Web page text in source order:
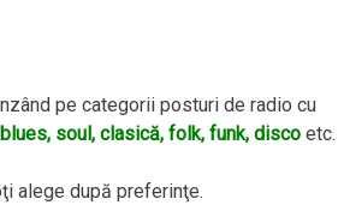
pe categorii posturi de radio cu
soul, clasică, folk, funk, discoetc.
alege după preferinţe.